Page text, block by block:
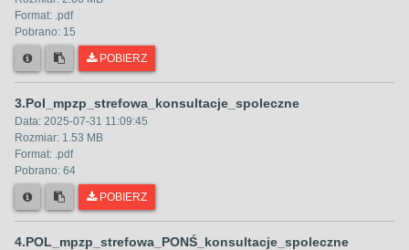
Format: .pdf
Pobrano: 15
POBIERZ
3.Pol_mpzp_strefowa_konsultacje_spoleczne
Data: 2025-07-31 11:09:45
Rozmiar: 1.53 MB
Format: .pdf
Pobrano: 64
POBIERZ
4.POL_mpzp_strefowa_PONŚ_konsultacje_spoleczne